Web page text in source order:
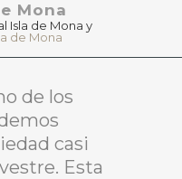
Mona
Isla de Mona y
de Mona
de los
casi
Esta